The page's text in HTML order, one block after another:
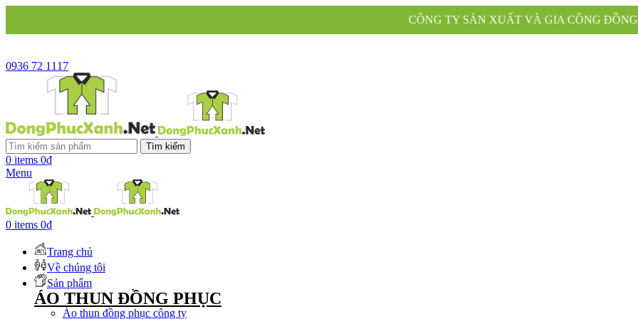
CÔNG TY SẢN XUẤT VÀ GIA CÔNG ĐỒNG PHỤC XANH
0936 72 1117
Tìm kiếm
0 items 0₫
Menu
0 items 0₫
Trang chủ
Về chúng tôi
Sản phẩm
ÁO THUN ĐỒNG PHỤC
Áo thun đồng phục công ty